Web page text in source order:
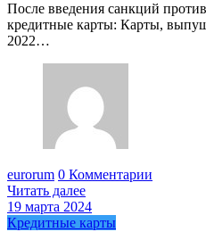
После введения санкций
кредитные карты: Карты,
2022…
eurorum 0 Комментарии
Читать далее
19 марта 2024
Кредитные карты